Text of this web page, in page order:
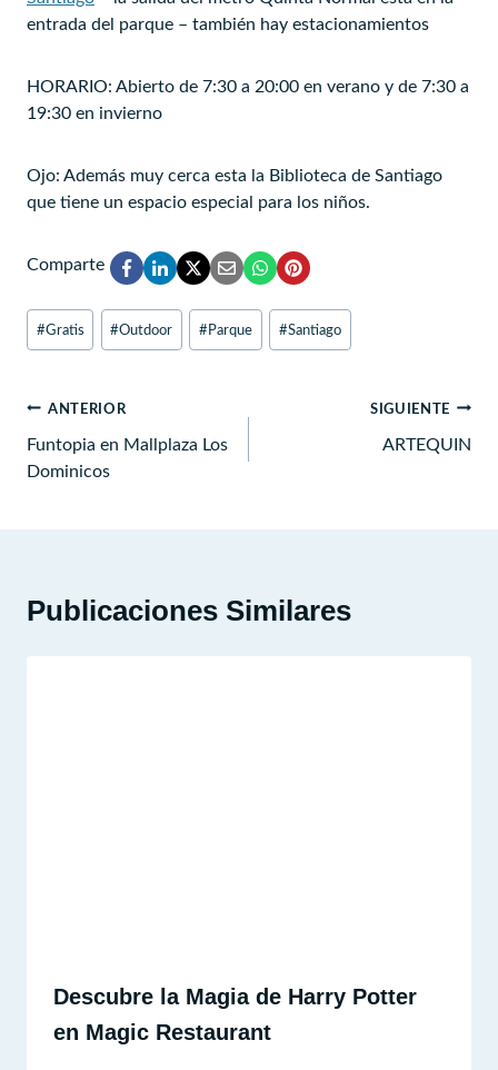
entrada del parque – también hay estacionamientos
HORARIO: Abierto de 7:30 a 20:00 en verano y de 7:30 a
19:30 en invierno
Ojo: Además muy cerca esta la Biblioteca de Santiago
que tiene un espacio especial para los niños.
Comparte
Etiquetas
#Gratis #Outdoor #Parque #Santiago
Navegación
de
entradas
ANTERIOR
Funtopia en Mallplaza Los
Dominicos
SIGUIENTE
ARTEQUIN
Publicaciones Similares
Descubre la Magia de Harry Potter
en Magic Restaurant